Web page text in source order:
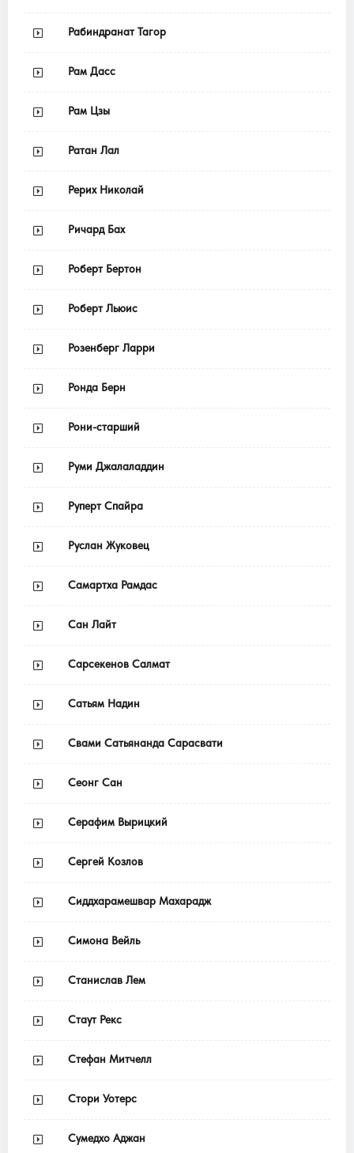
Рабиндранат Тагор
Рам Дасс
Рам Цзы
Ратан Лал
Рерих Николай
Ричард Бах
Роберт Бертон
Роберт Льюис
Розенберг Ларри
Ронда Берн
Рони-старший
Руми Джалаладдин
Руперт Спайра
Руслан Жуковец
Самартха Рамдас
Сан Лайт
Сарсекенов Салмат
Сатьям Надин
Свами Сатьянанда Сарасвати
Сеонг Сан
Серафим Вырицкий
Сергей Козлов
Сиддхарамешвар Махарадж
Симона Вейль
Станислав Лем
Стаут Рекс
Стефан Митчелл
Стори Уотерс
Сумедхо Аджан